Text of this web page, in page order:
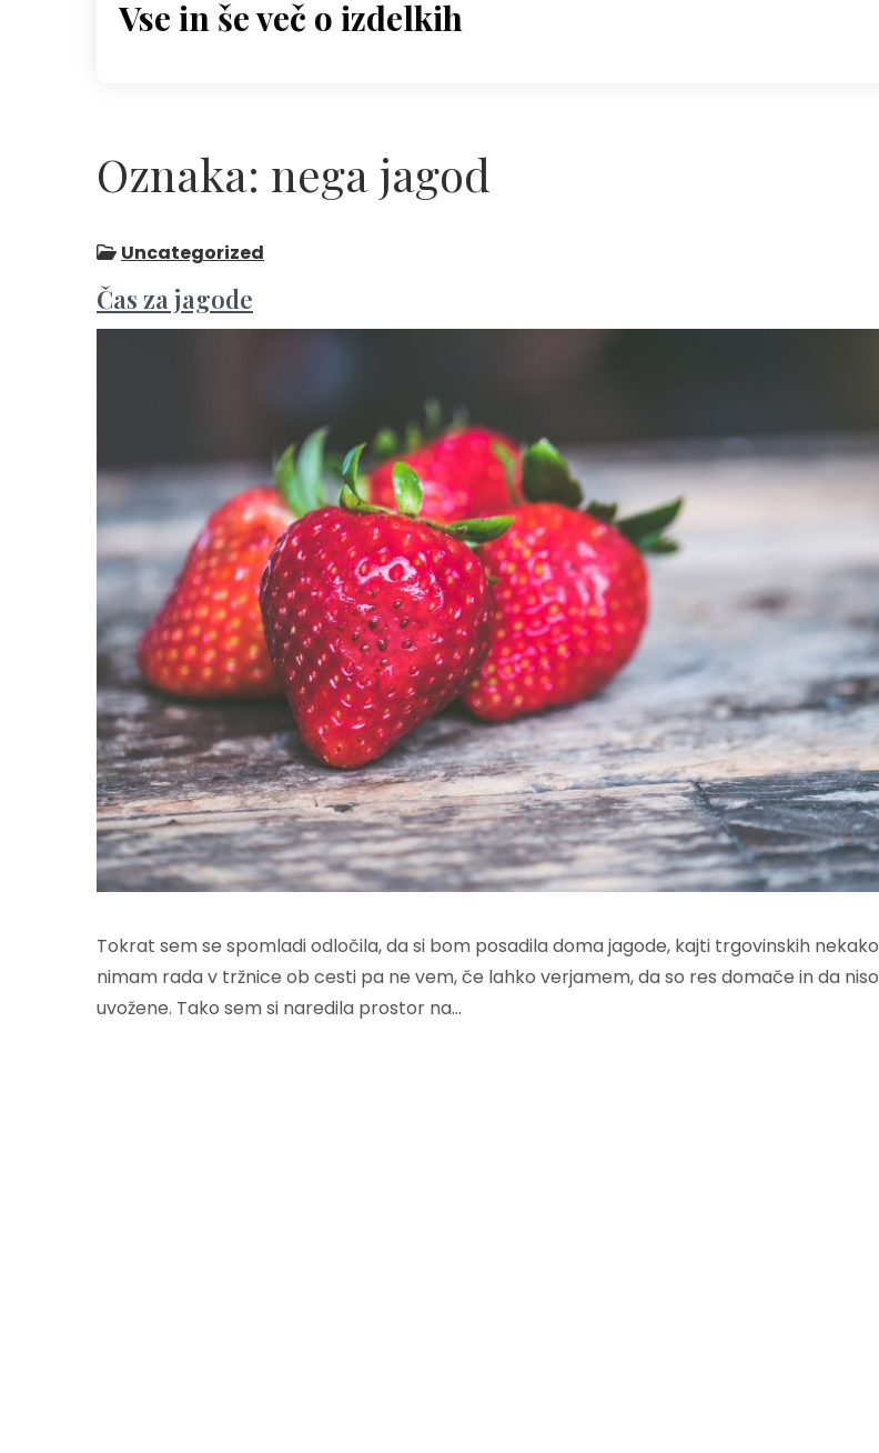
Vse in še več o izdelkih
Oznaka: nega jagod
Uncategorized
Čas za jagode
Tokrat sem se spomladi odločila, da si bom posadila doma jagode, kajti trgovinskih nekako
nimam rada v tržnice ob cesti pa ne vem, če lahko verjamem, da so res domače in da niso
uvožene. Tako sem si naredila prostor na…